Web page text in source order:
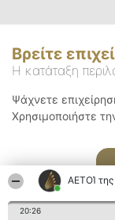
ΑΕΤΟΊ
20:26
Βρείτε
Η κατάταξη
Ψάχνετε
Χρησιμοποιήστε